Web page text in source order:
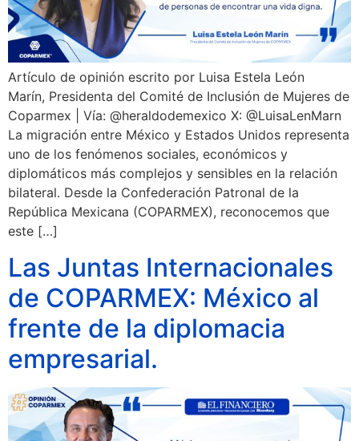
Artículo de opinión escrito por Luisa Estela León
Marín, Presidenta del Comité de Inclusión de Mujeres de
Coparmex | Vía: @heraldodemexico X: @LuisaLenMarn
La migración entre México y Estados Unidos representa
uno de los fenómenos sociales, económicos y
diplomáticos más complejos y sensibles en la relación
bilateral. Desde la Confederación Patronal de la
República Mexicana (COPARMEX), reconocemos que
este […]
Las Juntas Internacionales
de COPARMEX: México al
frente de la diplomacia
empresarial.